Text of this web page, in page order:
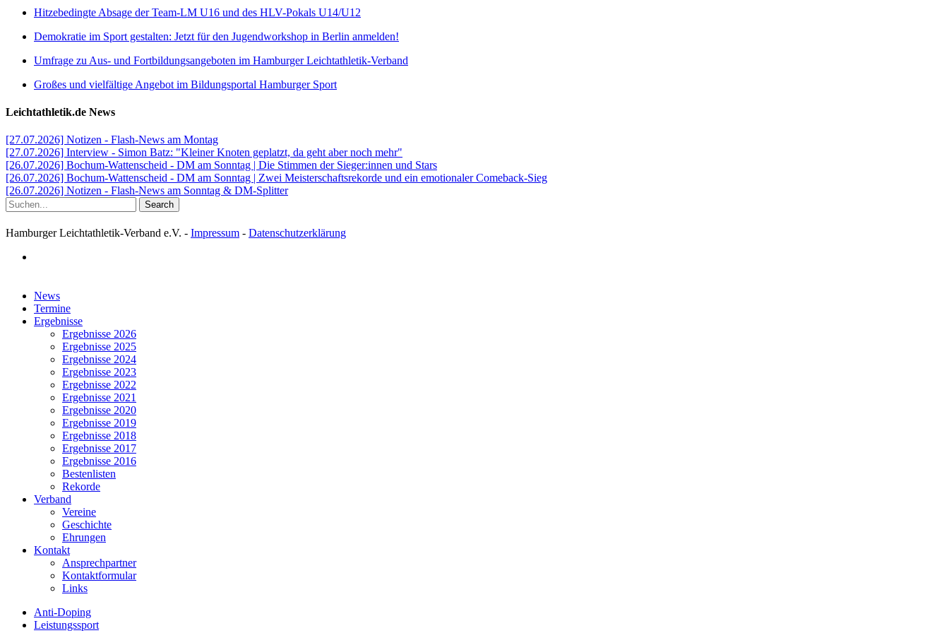
Hitzebedingte Absage der Team-LM U16 und des HLV-Pokals U14/U12
Demokratie im Sport gestalten: Jetzt für den Jugendworkshop in Berlin anmelden!
Umfrage zu Aus- und Fortbildungsangeboten im Hamburger Leichtathletik-Verband
Großes und vielfältige Angebot im Bildungsportal Hamburger Sport
Leichtathletik.de News
[27.07.2026] Notizen - Flash-News am Montag
[27.07.2026] Interview - Simon Batz: "Kleiner Knoten geplatzt, da geht aber noch mehr"
[26.07.2026] Bochum-Wattenscheid - DM am Sonntag | Die Stimmen der Sieger:innen und Stars
[26.07.2026] Bochum-Wattenscheid - DM am Sonntag | Zwei Meisterschaftsrekorde und ein emotionaler Comeback-Sieg
[26.07.2026] Notizen - Flash-News am Sonntag & DM-Splitter
Search
Hamburger Leichtathletik-Verband e.V. - Impressum - Datenschutzerklärung
Close
Menu
News
Termine
Ergebnisse
Ergebnisse 2026
Ergebnisse 2025
Ergebnisse 2024
Ergebnisse 2023
Ergebnisse 2022
Ergebnisse 2021
Ergebnisse 2020
Ergebnisse 2019
Ergebnisse 2018
Ergebnisse 2017
Ergebnisse 2016
Bestenlisten
Rekorde
Verband
Vereine
Geschichte
Ehrungen
Kontakt
Ansprechpartner
Kontaktformular
Links
Anti-Doping
Leistungssport